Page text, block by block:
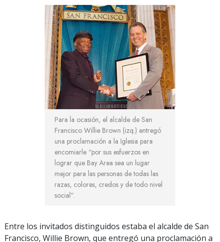
Para la ocasión, el alcalde de San
Francisco Willie Brown (izq.) entregó
una proclamación a la Iglesia para
encomiarle “por sus esfuerzos en
lograr que Bay Area sea un lugar
mejor para las personas de todas las
razas, colores, credos y de todo nivel
social”.
Entre los invitados distinguidos estaba el alcalde de San
Francisco, Willie Brown, que entregó una proclamación a